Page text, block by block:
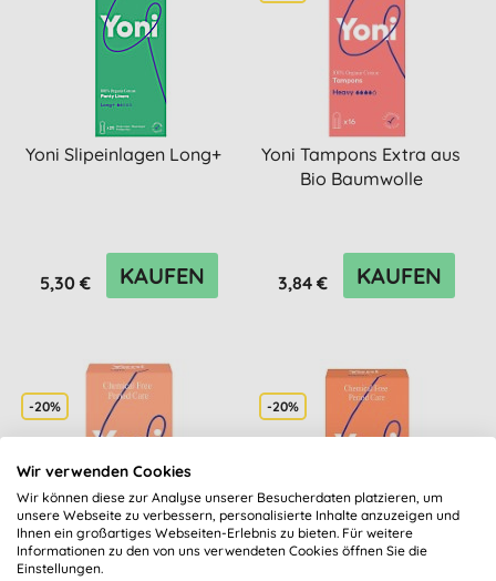
Yoni Slipeinlagen Long+
5,30 € KAUFEN
Yoni Tampons Extra aus
Bio Baumwolle
3,84 € KAUFEN
-20%
Yoni Tampons Light aus
-20%
Wir verwenden Cookies
Wir können diese zur Analyse unserer Besucherdaten platzieren, um
unsere Webseite zu verbessern, personalisierte Inhalte anzuzeigen und
Ihnen ein großartiges Webseiten-Erlebnis zu bieten. Für weitere
Informationen zu den von uns verwendeten Cookies öffnen Sie die
Einstellungen.